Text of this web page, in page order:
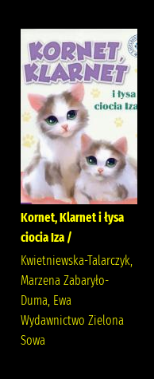
Kornet, Klarnet i łysa
ciocia Iza /
Kwietniewska-Talarczyk,
Marzena Zabaryło-
Duma, Ewa
Wydawnictwo Zielona
Sowa